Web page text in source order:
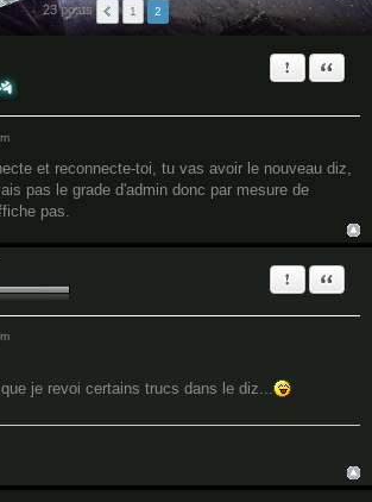
23 posts 1 2
Report this
Quote
et reconnecte-toi, tu vas avoir le nouveau diz,
pas le grade d'admin donc par mesure de
pas.
Report this
Quote
je revoi certains trucs dans le diz...